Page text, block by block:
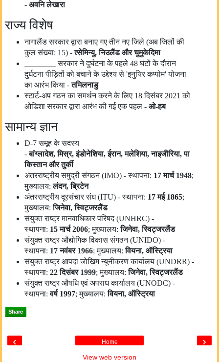
- अवनि लेखारा
राज्य विशेष
नागालैंड सरकार द्वारा बनाए गए तीन नए जिले (अब जिलों की
कुल संख्या: 15) - त्सेमिन्यु, निउलैंड और चुमुकेदिमा
________ सरकार ने दुर्घटना के पहले 48 घंटों के दौरान
दुर्घटना पीड़ितों को बचाने के उद्देश्य से 'इनुयिर कप्पोम' योजना
का आरंभ किया - तमिलनाडु
स्टार्ट-अप गठन का समर्थन करने के लिए 18 दिसंबर 2021 को
ओडिशा सरकार द्वारा आरंभ की गई एक पहल - ओ-हब
सामान्य ज्ञान
D​​-7 समूह के सदस्य
- बांग्लादेश, मिस्र, इंडोनेशिया, ईरान, मलेशिया, नाइजीरिया, पा
किस्तान और तुर्की
अंतरराष्ट्रीय समुद्री संगठन (IMO) - स्थापना: 17 मार्च 1948;
मुख्यालय: लंदन, ब्रिटेन
अंतरराष्ट्रीय दूरसंचार संघ (ITU) - स्थापना: 17 मई 1865;
मुख्यालय: जिनेवा, स्विट्जरलैंड
संयुक्त राष्ट्र मानवाधिकार परिषद (UNHRC) -
स्थापना: 15 मार्च 2006; मुख्यालय: जिनेवा, स्विट्जरलैंड
संयुक्त राष्ट्र औद्योगिक विकास संगठन (UNIDO) -
स्थापना: 17 नवंबर 1966; मुख्यालय: वियना, ऑस्ट्रिया
संयुक्त राष्ट्र आपदा जोखिम न्यूनीकरण कार्यालय (UNDRR) -
स्थापना: 22 दिसंबर 1999; मुख्यालय: जिनेवा, स्विट्जरलैंड
संयुक्त राष्ट्र औषधि एवं अपराध कार्यालय (UNODC) -
स्थापना: वर्ष 1997; मुख्यालय: वियना, ऑस्ट्रिया
Share
‹ ›
Home
View web version